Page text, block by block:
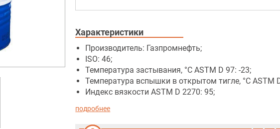
Характеристики
Производитель: Газпромнефть;
ISO: 46;
Температура застывания, °C ASTM D 97: -23;
Температура вспышки в открытом тигле, °C ASTM
Индекс вязкости ASTM D 2270: 95;
подробнее